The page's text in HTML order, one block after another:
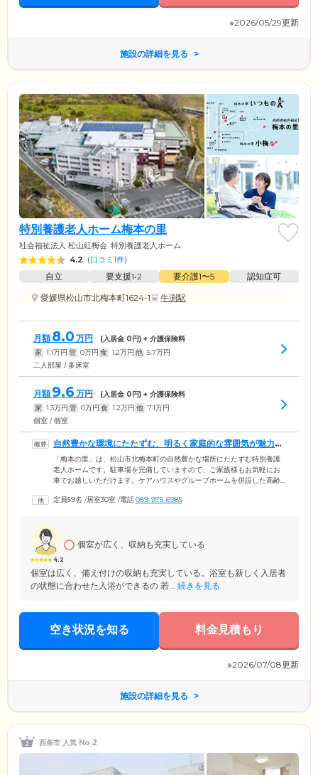
※2026/05/29更新
施設の詳細を見る
特別養護老人ホーム梅本の里
社会福祉法人 松山紅梅会 特別養護老人ホーム
4.2 (口コミ1件)
自立 要支援1•2 要介護1〜5
認知症可
愛媛県松山市北梅本町1624-1
牛渕駅
月額 8.0 万円 (入居金 0円) + 介護保険料
家 1.1万円 管 0万円 食 1.2万円 他 5.7万円
二人部屋 / 多床室
月額 9.6 万円 (入居金 0円) + 介護保険料
家 1.3万円 管 0万円 食 1.2万円 他 7.1万円
個室 / 個室
自然豊かな環境にたたずむ、明るく家庭的な雰囲気が魅力の
人ホームです
「梅本の里」は、松山市北梅本町の自然豊かな場所にたたずむ特別養護
老人ホームです。駐車場を完備していますので、ご家族様もお気軽にお
車でお越しいただけます。ケアハウスやグループホームを併設した高齢
で経験を積んだ頼もしい介護スタッフが、お食事や入浴、排せつの介助
お気持ちに寄り添い、真心こめた介護ケアをお届けします。
定員59名 /居室30室 /電話089-975-6985
4.2
個室が広く、収納も充実している
個室は広く、備え付けの収納も充実している。浴室も新しく入居者
の状態に合わせた入浴ができるの 若... 続きを見る
空き状況を知る 料金見積もり
※2026/07/08更新
施設の詳細を見る
西条市 人気 No.2